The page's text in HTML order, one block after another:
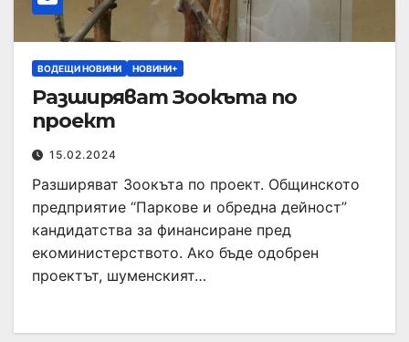
ВОДЕЩИ НОВИНИ НОВИНИ+
Разширяват Зоокъта по
проект
15.02.2024
Разширяват Зоокъта по проект. Общинското
предприятие “Паркове и обредна дейност”
кандидатства за финансиране пред
екоминистерството. Ако бъде одобрен
проектът, шуменският…